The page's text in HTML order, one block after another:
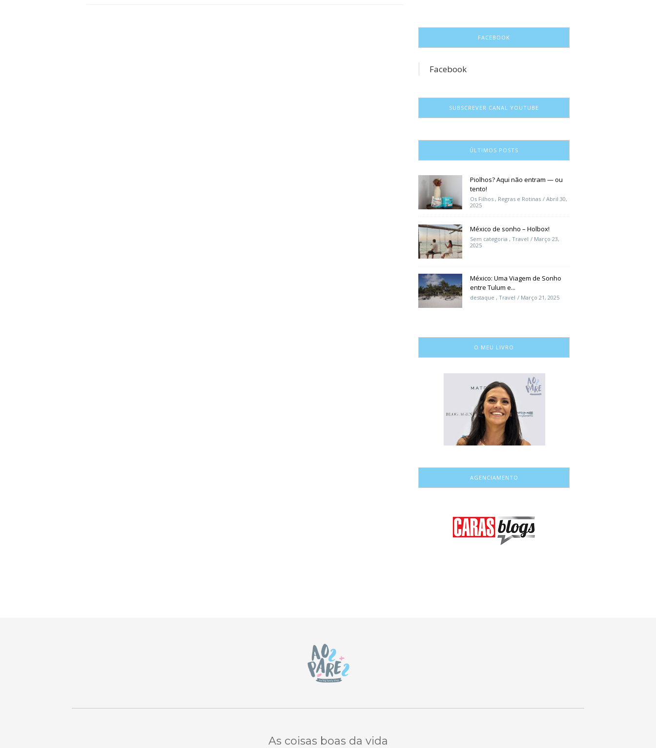
FACEBOOK
Facebook
SUBSCREVER CANAL YOUTUBE
ÚLTIMOS POSTS
Piolhos? Aqui não entram — ou
tento!
Os Filhos , Regras e Rotinas
Abril 30,
2025
México de sonho – Holbox!
Sem categoria , Travel
Março 23,
2025
México: Uma Viagem de Sonho
entre Tulum e...
destaque , Travel Março 21, 2025
O MEU LIVRO
AGENCIAMENTO
As coisas boas da vida